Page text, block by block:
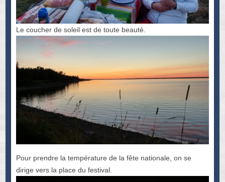
Le coucher de soleil est de toute beauté.
Pour prendre la température de la fête nationale, on se
dirige vers la place du festival.